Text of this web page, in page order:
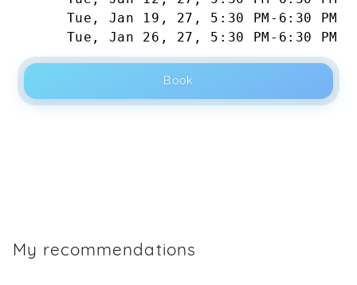
Tue, Jan 19, 27 , 5:30 PM - 6:30 PM
Tue, Jan 26, 27 , 5:30 PM - 6:30 PM
Book
My recommendations